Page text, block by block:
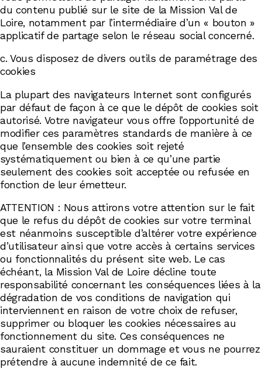
du contenu publié sur le site de la Mission Val de
Loire, notamment par l’intermédiaire d’un « bouton »
applicatif de partage selon le réseau social concerné.
c. Vous disposez de divers outils de paramétrage des
cookies
La plupart des navigateurs Internet sont configurés
par défaut de façon à ce que le dépôt de cookies soit
autorisé. Votre navigateur vous offre l’opportunité de
modifier ces paramètres standards de manière à ce
que l’ensemble des cookies soit rejeté
systématiquement ou bien à ce qu’une partie
seulement des cookies soit acceptée ou refusée en
fonction de leur émetteur.
ATTENTION : Nous attirons votre attention sur le fait
que le refus du dépôt de cookies sur votre terminal
est néanmoins susceptible d’altérer votre expérience
d’utilisateur ainsi que votre accès à certains services
ou fonctionnalités du présent site web. Le cas
échéant, la Mission Val de Loire décline toute
responsabilité concernant les conséquences liées à la
dégradation de vos conditions de navigation qui
interviennent en raison de votre choix de refuser,
supprimer ou bloquer les cookies nécessaires au
fonctionnement du site. Ces conséquences ne
sauraient constituer un dommage et vous ne pourrez
prétendre à aucune indemnité de ce fait.